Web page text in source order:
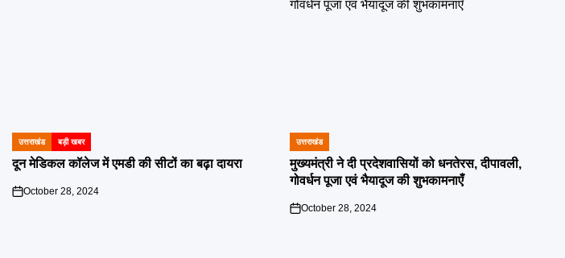
POSTED
IN
उत्तराखंड बड़ी खबर
दून मेडिकल कॉलेज में एमडी की सीटों का बढ़ा दायरा
on
October 28, 2024
POSTED
IN
उत्तराखंड
मुख्यमंत्री ने दी प्रदेशवासियों को धनतेरस, दीपावली,
गोवर्धन पूजा एवं भैयादूज की शुभकामनाएँ
on
October 28, 2024